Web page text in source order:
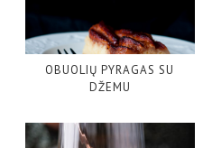
OBUOLIŲ PYRAGAS SU
DŽEMU